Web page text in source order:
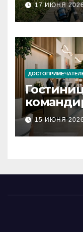
типы
17 ИЮНЯ
15 ИЮНЯ 2026